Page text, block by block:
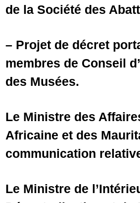
de la Société des
– Projet de décret
membres de Conseil
des Musées.
Le Ministre des
Africaine et des
communication
Le Ministre de